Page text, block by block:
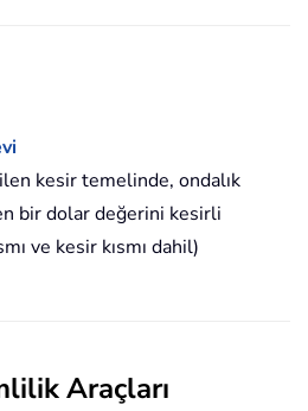
kesir temelinde, ondalık
bir dolar değerini kesirli
ve kesir kısmı dahil)
Araçları